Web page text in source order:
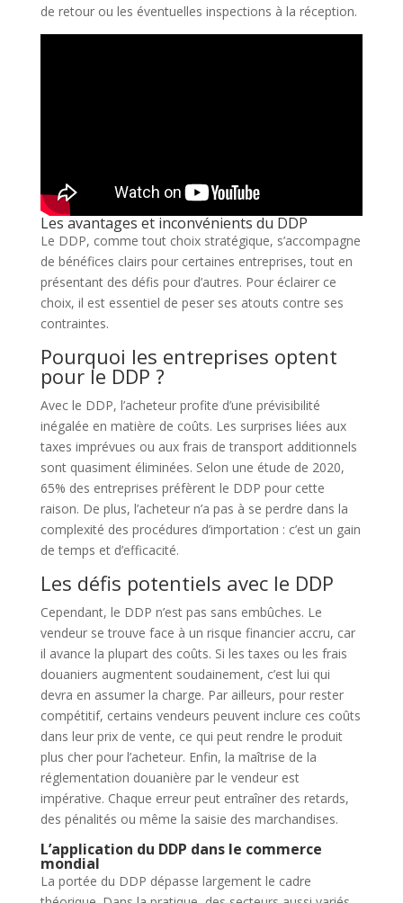
de retour ou les éventuelles inspections à la réception.
Les avantages et inconvénients du DDP
Le DDP, comme tout choix stratégique, s’accompagne
de bénéfices clairs pour certaines entreprises, tout en
présentant des défis pour d’autres. Pour éclairer ce
choix, il est essentiel de peser ses atouts contre ses
contraintes.
Pourquoi les entreprises optent
pour le DDP ?
Avec le DDP, l’acheteur profite d’une prévisibilité
inégalée en matière de coûts. Les surprises liées aux
taxes imprévues ou aux frais de transport additionnels
sont quasiment éliminées. Selon une étude de 2020,
65% des entreprises préfèrent le DDP pour cette
raison. De plus, l’acheteur n’a pas à se perdre dans la
complexité des procédures d’importation : c’est un gain
de temps et d’efficacité.
Les défis potentiels avec le DDP
Cependant, le DDP n’est pas sans embûches. Le
vendeur se trouve face à un risque financier accru, car
il avance la plupart des coûts. Si les taxes ou les frais
douaniers augmentent soudainement, c’est lui qui
devra en assumer la charge. Par ailleurs, pour rester
compétitif, certains vendeurs peuvent inclure ces coûts
dans leur prix de vente, ce qui peut rendre le produit
plus cher pour l’acheteur. Enfin, la maîtrise de la
réglementation douanière par le vendeur est
impérative. Chaque erreur peut entraîner des retards,
des pénalités ou même la saisie des marchandises.
L’application du DDP dans le commerce
mondial
La portée du DDP dépasse largement le cadre